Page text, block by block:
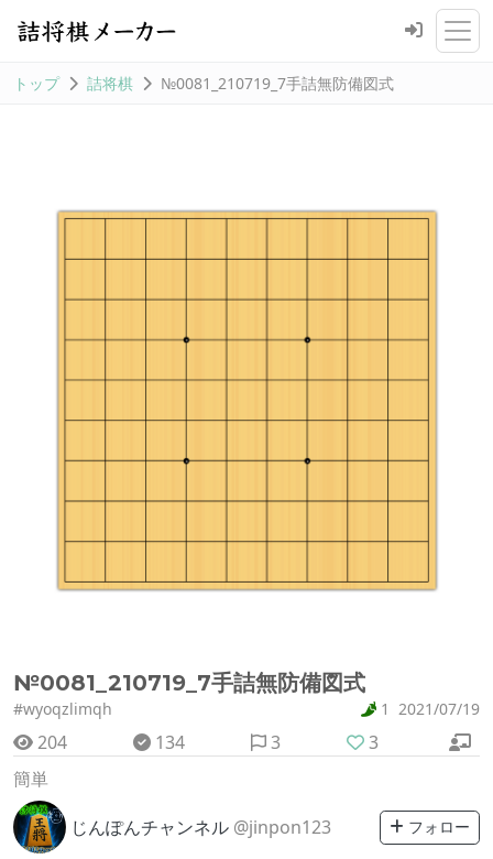
トップ 詰将棋 №0081_210719_7手詰無防備図式
№0081_210719_7手詰無防備図式
#wyoqzlimqh 1 2021/07/19
204 134 3
3
簡単
じんぽんチャンネル @jinpon123 フォロー